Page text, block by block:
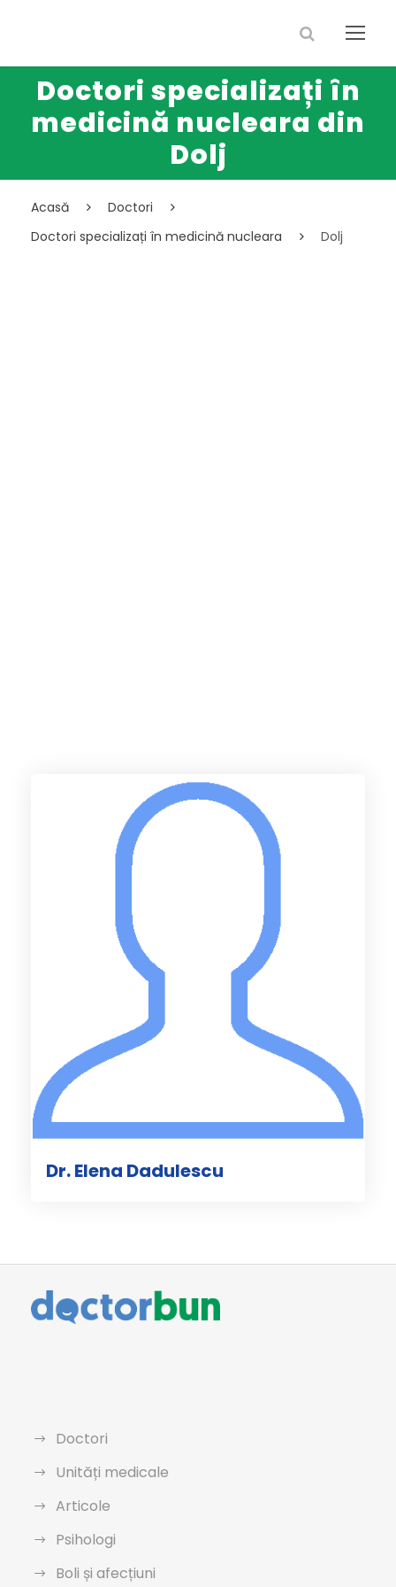
Doctori specializați în
medicină nucleara din
Dolj
Acasă
Doctori
Doctori specializați în medicină nucleara
Dolj
Dr. Elena Dadulescu
Doctori
Unități medicale
Articole
Psihologi
Boli și afecțiuni